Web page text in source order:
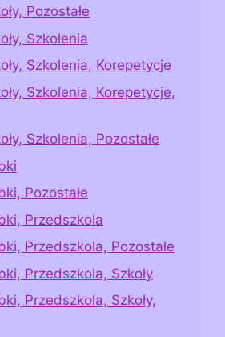
Pozostałe
Szkolenia
Szkolenia, Korepetycje
Szkolenia, Korepetycje,
Szkolenia, Pozostałe
Pozostałe
Przedszkola
Przedszkola, Pozostałe
Przedszkola, Szkoły
Przedszkola, Szkoły,